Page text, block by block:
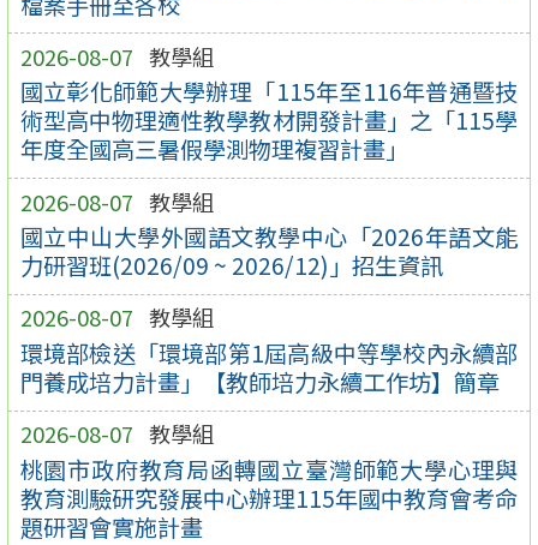
2026-08-07 教學組
國立彰化師範大學辦理「115年至116年普通暨技
術型高中物理適性教學教材開發計畫」之「115學
年度全國高三暑假學測物理複習計畫」
2026-08-07 教學組
國立中山大學外國語文教學中心「2026年語文能
力研習班(2026/09 ~ 2026/12)」招生資訊
2026-08-07 教學組
環境部檢送「環境部第1屆高級中等學校內永續部
門養成培力計畫」【教師培力永續工作坊】簡章
2026-08-07 教學組
桃園市政府教育局函轉國立臺灣師範大學心理與
教育測驗研究發展中心辦理115年國中教育會考命
題研習會實施計畫